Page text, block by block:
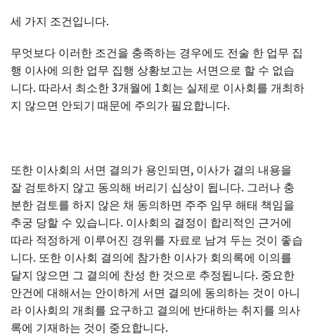
세 가지 조건입니다.
무엇보다 이러한 조건을 충족하는 경우에도 전술 한 업무 집
행 이사에 의한 업무 집행 상황보고는 서면으로 할 수 없습
니다. 따라서 최소한 3개월에 1회는 실제로 이사회를 개최하
지 않으면 안되기 때문에 주의가 필요합니다.
또한 이사회의 서면 결의가 용인되면, 이사가 결의 내용을
잘 검토하지 않고 동의해 버리기 십상이 됩니다. 그러나 충
분한 검토를 하지 않은 채 동의하면 주주 임무 해태 책임을
추궁 당할 수 있습니다. 이사회의 결정이 합리적인 근거에
따라 적정하게 이루어진 경위를 자료로 남겨 두는 것이 좋습
니다. 또한 이사회 결의에 참가한 이사가 회의록에 이의를
달지 않으면 그 결의에 찬성 한 것으로 추정됩니다. 중요한
안건에 대해서는 안이하게 서면 결의에 동의하는 것이 아니
라 이사회의 개최를 요구하고 결의에 반대하는 취지를 의사
록에 기재하는 것이 중요합니다.